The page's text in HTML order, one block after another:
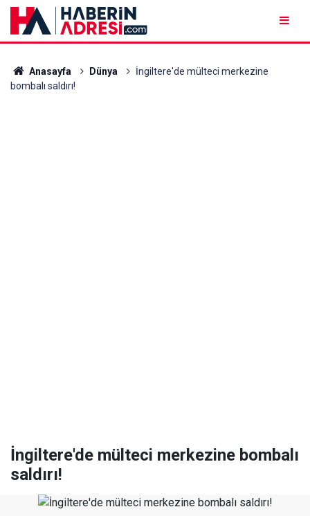
Anasayfa Dünya
İngiltere'de mülteci merkezine
bombalı saldırı!
İngiltere'de mülteci merkezine bombalı
saldırı!